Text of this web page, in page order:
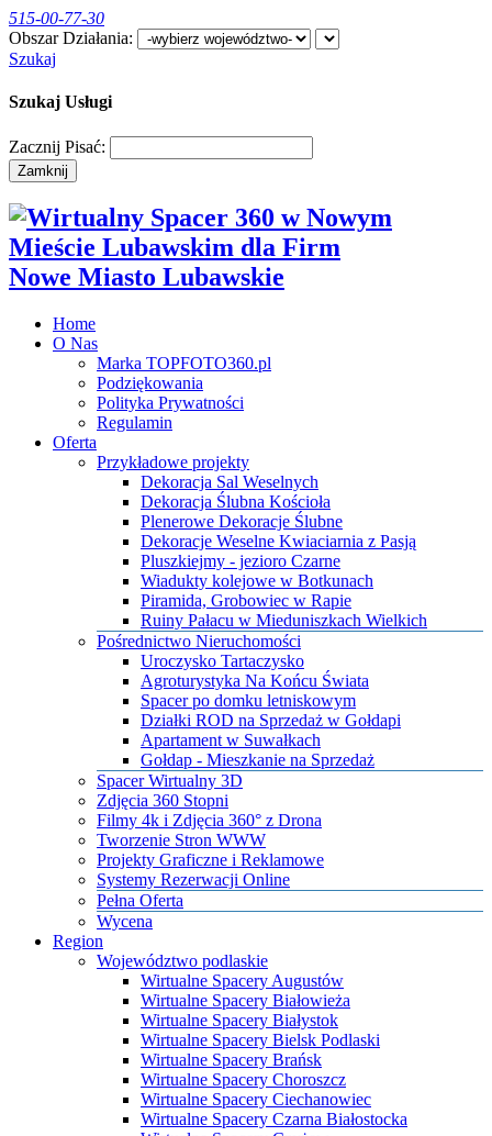
515-00-77-30
Obszar Działania:
Szukaj
Szukaj Usługi
Zacznij Pisać:
Zamknij
Nowe Miasto Lubawskie
Home
O Nas
Marka TOPFOTO360.pl
Podziękowania
Polityka Prywatności
Regulamin
Oferta
Przykładowe projekty
Dekoracja Sal Weselnych
Dekoracja Ślubna Kościoła
Plenerowe Dekoracje Ślubne
Dekoracje Weselne Kwiaciarnia z Pasją
Pluszkiejmy - jezioro Czarne
Wiadukty kolejowe w Botkunach
Piramida, Grobowiec w Rapie
Ruiny Pałacu w Mieduniszkach Wielkich
Pośrednictwo Nieruchomości
Uroczysko Tartaczysko
Agroturystyka Na Końcu Świata
Spacer po domku letniskowym
Działki ROD na Sprzedaż w Gołdapi
Apartament w Suwałkach
Gołdap - Mieszkanie na Sprzedaż
​Spacer Wirtualny 3D
​Zdjęcia 360 Stopni
​Filmy 4k i Zdjęcia 360° z Drona
​Tworzenie Stron WWW
​Projekty Graficzne i Reklamowe
​Systemy Rezerwacji Online
Pełna Oferta
Wycena
Region
Województwo podlaskie
Wirtualne Spacery Augustów
Wirtualne Spacery Białowieża
Wirtualne Spacery Białystok
Wirtualne Spacery Bielsk Podlaski
Wirtualne Spacery Brańsk
Wirtualne Spacery Choroszcz
Wirtualne Spacery Ciechanowiec
Wirtualne Spacery Czarna Białostocka